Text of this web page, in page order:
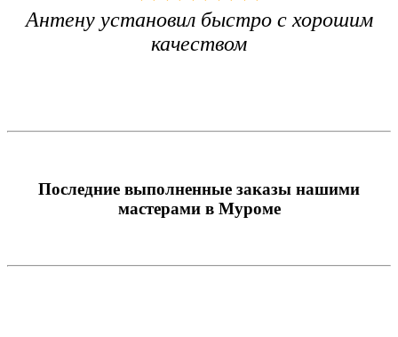
Антену установил быстро с хорошим
качеством
Последние выполненные заказы нашими
мастерами в Муроме